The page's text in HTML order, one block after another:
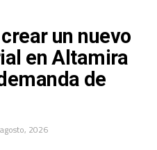
la
los servicios.
un nuevo
en Altamira
de
2026